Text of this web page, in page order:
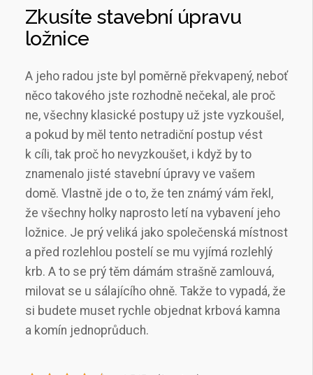
Zkusíte stavební úpravu
ložnice
A jeho radou jste byl poměrně překvapený, neboť
něco takového jste rozhodně nečekal, ale proč
ne, všechny klasické postupy už jste vyzkoušel,
a pokud by měl tento netradiční postup vést
k cíli, tak proč ho nevyzkoušet, i když by to
znamenalo jisté stavební úpravy ve vašem
domě. Vlastně jde o to, že ten známý vám řekl,
že všechny holky naprosto letí na vybavení jeho
ložnice. Je prý veliká jako společenská místnost
a před rozlehlou postelí se mu vyjímá rozlehlý
krb. A to se prý těm dámám strašně zamlouvá,
milovat se u sálajícího ohně. Takže to vypadá, že
si budete muset rychle objednat krbová kamna
a komín jednoprůduch.